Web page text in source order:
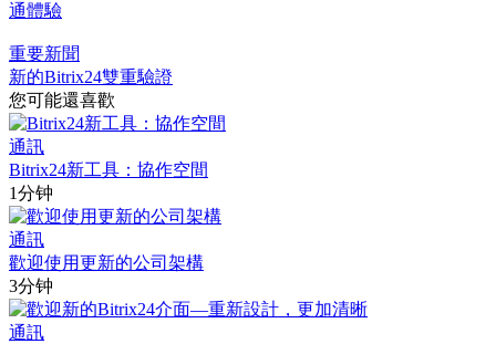
通體驗
重要新聞
新的Bitrix24雙重驗證
您可能還喜歡
通訊
Bitrix24新工具：協作空間
1分钟
通訊
歡迎使用更新的公司架構
3分钟
通訊